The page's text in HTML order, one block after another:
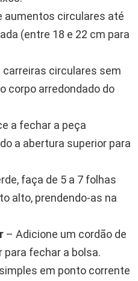
aumentos circulares até
(entre 18 e 22 cm para
carreiras circulares sem
corpo arredondado do
a fechar a peça
a abertura superior para
faça de 5 a 7 folhas
alto, prendendo-as na
– Adicione um cordão de
para fechar a bolsa.
em ponto corrente